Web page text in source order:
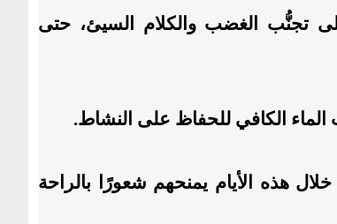
تجنُّب الغضب والكلام السيئ، حتى
الماء الكافي للحفاظ على النشاط.
هذه الأيام يمنحهم شعورًا بالراحة